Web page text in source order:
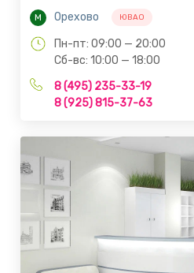
М Орехово ЮВАО
Пн-пт: 09:00 — 20:00
Сб-вс: 10:00 — 18:00
8 (495) 235-33-19
8 (925) 815-37-63